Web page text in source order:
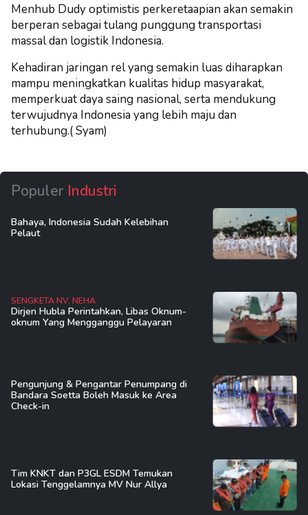
Menhub Dudy optimistis perkeretaapian akan semakin
berperan sebagai tulang punggung transportasi
massal dan logistik Indonesia.
Kehadiran jaringan rel yang semakin luas diharapkan
mampu meningkatkan kualitas hidup masyarakat,
memperkuat daya saing nasional, serta mendukung
terwujudnya Indonesia yang lebih maju dan
terhubung.( Syam)
Populer Industri
Bahaya, Indonesia Sudah Kelebihan
Pelaut
SENGKETA NV, NEHA
Dirjen Hubla Perintahkan, Libas Oknum-
oknum Yang Mengganggu Pelayaran
Pengunjung & Pengantar Penumpang di
Bandara Soetta Boleh Masuk ke Area
Check-in
Tim KNKT dan P3GL ESDM Temukan
Lokasi Tenggelamnya MV Nur Allya